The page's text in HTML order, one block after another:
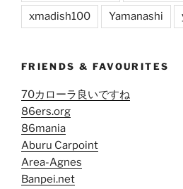
xmadish100 Yamanashi
FRIENDS & FAVOURITES
70カローラ良いですね
86ers.org
86mania
Aburu Carpoint
Area-Agnes
Banpei.net